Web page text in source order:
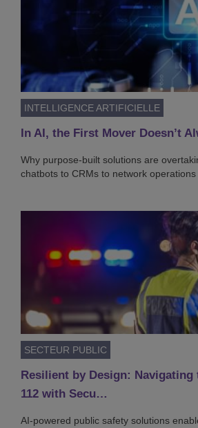
INTELLIGENCE ARTIFICIELLE
In AI, the First Mover Doesn’t
Why purpose-built solutions are
chatbots to CRMs to network operations
SECTEUR PUBLIC
Resilient by Design: Navigating
112 with Secu…
AI-powered public safety solutions